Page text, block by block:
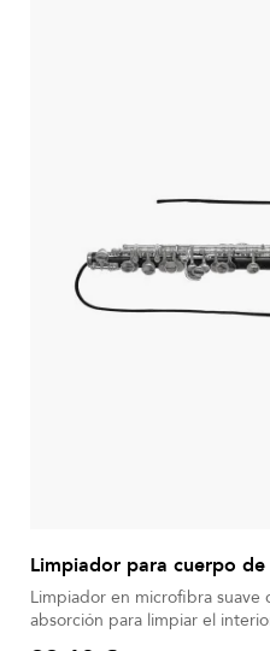
Limpiador para cuerpo de
Limpiador en microfibra suave
absorción para limpiar el